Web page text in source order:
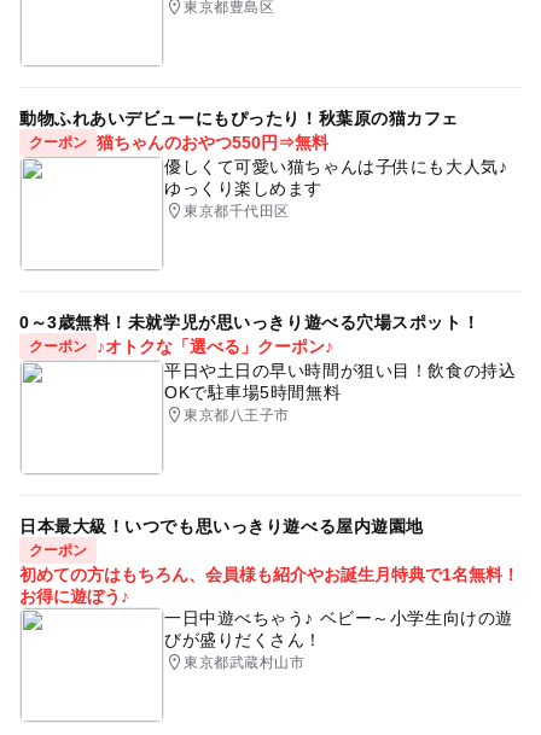
東京都豊島区
動物ふれあいデビューにもぴったり！秋葉原の猫カフェ
クーポン 猫ちゃんのおやつ550円⇒無料
優しくて可愛い猫ちゃんは子供にも大人気♪
ゆっくり楽しめます
東京都千代田区
0～3歳無料！未就学児が思いっきり遊べる穴場スポット！
クーポン
♪オトクな「選べる」クーポン♪
平日や土日の早い時間が狙い目！飲食の持込
OKで駐車場5時間無料
東京都八王子市
日本最大級！いつでも思いっきり遊べる屋内遊園地
クーポン
初めての方はもちろん、会員様も紹介やお誕生月特典で1名無料！
お得に遊ぼう♪
一日中遊べちゃう♪ ベビー～小学生向けの遊
びが盛りだくさん！
東京都武蔵村山市